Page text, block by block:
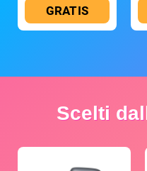
GRATIS
Scelti